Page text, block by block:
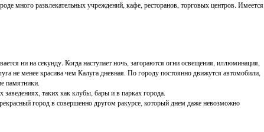
много развлекательных учреждений, кафе, ресторанов, торговых центров. Имеется
ни на секунду. Когда наступает ночь, загораются огни освещения, иллюминация,
не менее красива чем Калуга дневная. По городу постоянно движутся автомобили,
памятники.
таких как клубы, бары и в парках города.
город в совершенно другом ракурсе, который днем даже невозможно